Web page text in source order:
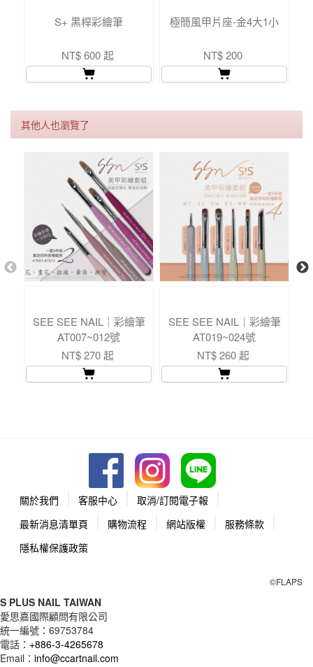
S+ 黑桿彩繪筆
NT$ 600 起
極簡風甲片座-金4大1小
NT$ 200
其他人也瀏覽了
SEE SEE NAIL｜彩繪筆
AT007~012號
NT$ 270 起
SEE SEE NAIL｜彩繪筆
AT019~024號
NT$ 260 起
關於我們 客服中心
取消/訂閱電子報
最新消息清單頁
購物流程 網站版權
服務條款
隱私權保護政策
©FLAPS
S PLUS NAIL TAIWAN
愛思嘉國際顧問有限公司
統一編號： 69753784
電話： +886-3-4265678
Email： info@ccartnail.com